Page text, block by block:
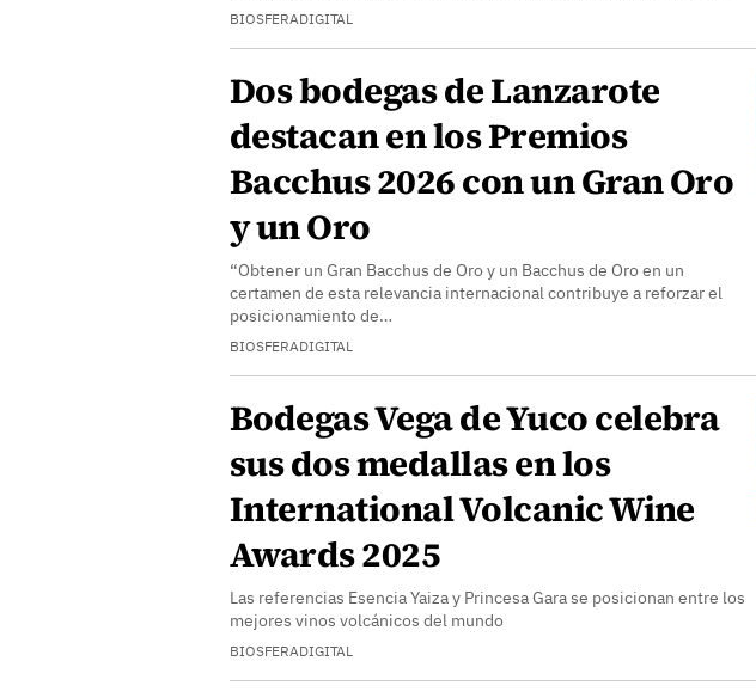
BIOSFERADIGITAL
Dos bodegas de Lanzarote
destacan en los Premios
Bacchus 2026 con un Gran Oro
y un Oro
“Obtener un Gran Bacchus de Oro y un Bacchus de Oro en un
certamen de esta relevancia internacional contribuye a reforzar el
posicionamiento de…
BIOSFERADIGITAL
Bodegas Vega de Yuco celebra
sus dos medallas en los
International Volcanic Wine
Awards 2025
Las referencias Esencia Yaiza y Princesa Gara se posicionan entre los
mejores vinos volcánicos del mundo
BIOSFERADIGITAL